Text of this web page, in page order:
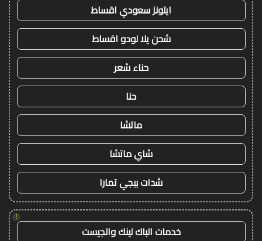
ايتونز سعودي اقساط
شحن يلا لودو اقساط
حناء شعر
حنا
ماتشا
شاي ماتشا
شدات ببجي تمارا
!
خدمات الباك لينك والجيست